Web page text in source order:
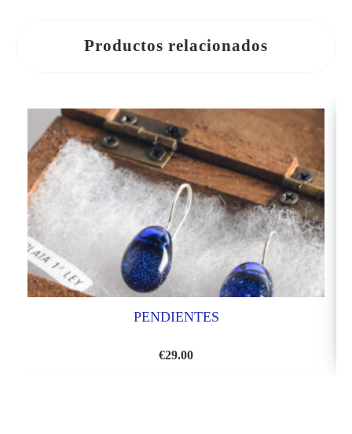
Productos relacionados
PENDIENTES
€29.00